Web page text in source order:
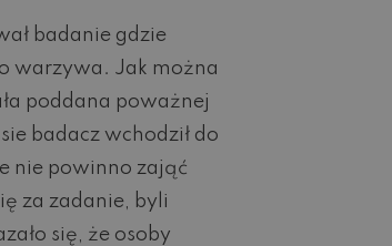
badanie gdzie
warzywa. Jak można
poddana poważnej
badacz wchodził do
nie powinno zająć
za zadanie, byli
się, że osoby